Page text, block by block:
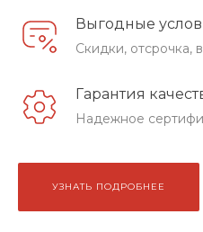
Выгодные
Скидки, отсрочка,
Гарантия
Надежное
УЗНАТЬ ПОДРОБНЕЕ